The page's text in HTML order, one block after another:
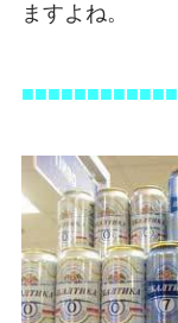
ますよね。
■■■■■■■■■■■■